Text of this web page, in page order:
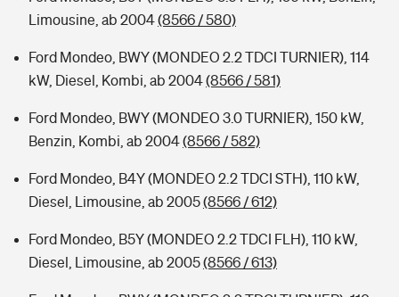
Limousine, ab 2004(8566 / 580)
Ford Mondeo, BWY (MONDEO 2.2 TDCI TURNIER), 114
kW, Diesel, Kombi, ab 2004(8566 / 581)
Ford Mondeo, BWY (MONDEO 3.0 TURNIER), 150 kW,
Benzin, Kombi, ab 2004(8566 / 582)
Ford Mondeo, B4Y (MONDEO 2.2 TDCI STH), 110 kW,
Diesel, Limousine, ab 2005(8566 / 612)
Ford Mondeo, B5Y (MONDEO 2.2 TDCI FLH), 110 kW,
Diesel, Limousine, ab 2005(8566 / 613)